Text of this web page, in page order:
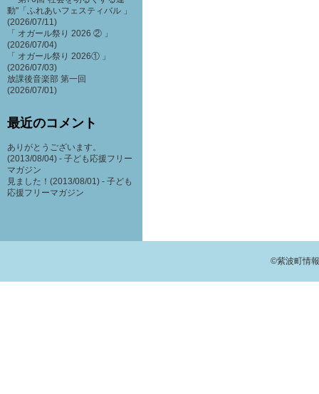
動"「ふれあいフェスティバル 」
(2026/07/11)
「 オガール祭り 2026 ② 」
(2026/07/04)
「 オガール祭り 2026① 」
(2026/07/03)
放課後音楽部 第一回
(2026/07/01)
最近のコメント
ありがとうございます。
(2013/08/04) - 子ども応援フリー
マガジン
見ました！(2013/08/01) - 子ども
応援フリーマガジン
©紫波町情